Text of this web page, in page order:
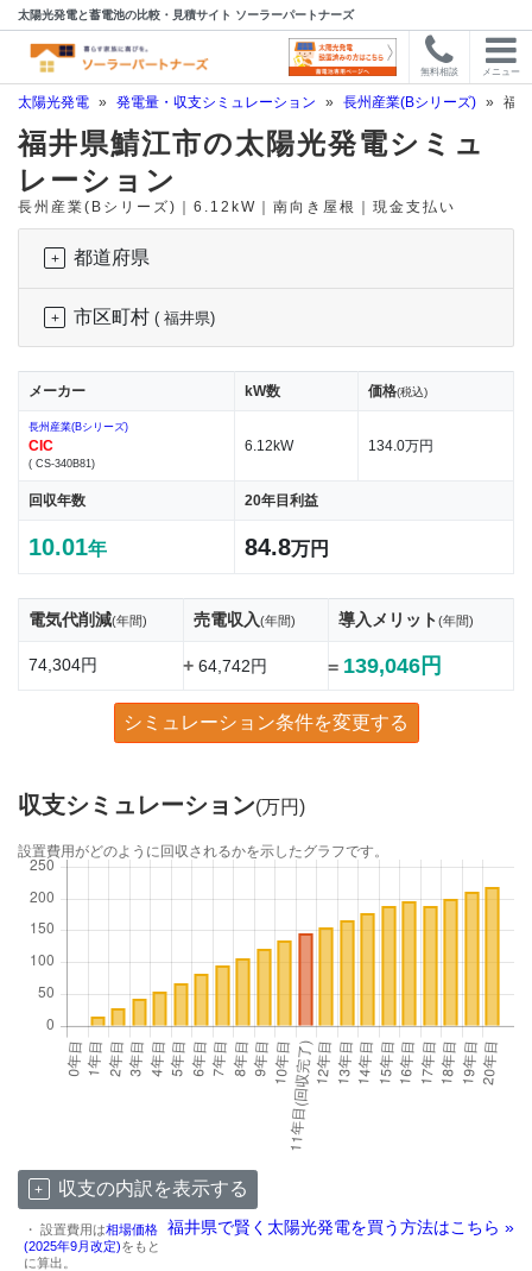
太陽光発電と蓄電池の比較・見積サイト ソーラーパートナーズ
無料相談 メニュー
太陽光発電 » 発電量・収支シミュレーション » 長州産業(Bシリーズ) » 福
福井県鯖江市の太陽光発電シミュ
レーション
長州産業(Bシリーズ)｜6.12kW｜南向き屋根｜現金支払い
都道府県
市区町村 ( 福井県)
メーカー kW数 価格(税込)
長州産業(Bシリーズ)
CIC
( CS-340B81)
6.12kW 134.0万円
回収年数 20年目利益
10.01年 84.8万円
電気代削減(年間) 売電収入(年間) 導入メリット(年間)
74,304円 +64,742円 = 139,046円
シミュレーション条件を変更する
収支シミュレーション(万円)
設置費用がどのように回収されるかを示したグラフです。
収支の内訳を表示する
福井県で賢く太陽光発電を買う方法はこちら »
・ 設置費用は相場価格
(2025年9月改定)をもと
に算出。